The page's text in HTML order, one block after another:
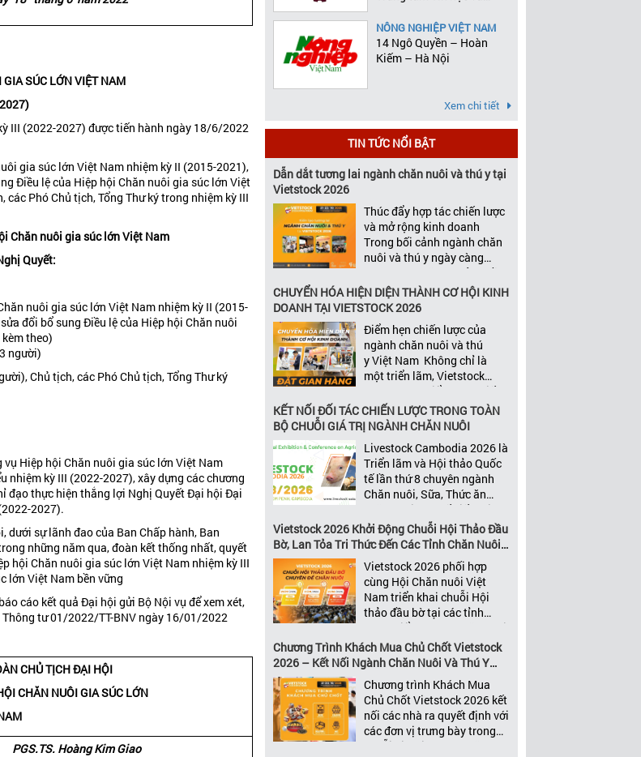
SÚC LỚN VIỆT NAM
III (2022-2027) được tiến hành ngày 18/6/2022
gia súc lớn Việt Nam nhiệm kỳ II (2015-2021),
Điều lệ của Hiệp hội Chăn nuôi gia súc lớn Việt
các Phó Chủ tịch, Tổng Thư ký trong nhiệm kỳ III
Chăn nuôi gia súc lớn Việt Nam
Quyết:
nuôi gia súc lớn Việt Nam nhiệm kỳ II (2015-
đổi bổ sung Điều lệ của Hiệp hội Chăn nuôi
theo)
người)
Chủ tịch, các Phó Chủ tịch, Tổng Thư ký
Hiệp hội Chăn nuôi gia súc lớn Việt Nam
nhiệm kỳ III (2022-2027), xây dựng các chương
đạo thực hiện thắng lợi Nghị Quyết Đại hội Đại
2027).
sự lãnh đao của Ban Chấp hành, Ban
những năm qua, đoàn kết thống nhất, quyết
hội Chăn nuôi gia súc lớn Việt Nam nhiệm kỳ III
lớn Việt Nam bền vững
cáo kết quả Đại hội gửi Bộ Nội vụ để xem xét,
tư 01/2022/TT-BNV ngày 16/01/2022
CHỦ TỊCH ĐẠI HỘI
CHĂN NUÔI GIA SÚC LỚN
Hoàng Kim Giao
NÔNG NGHIỆP VIỆT NAM
14 Ngô Quyền – Hoàn
Kiếm – Hà Nội
Xem chi tiết
TIN TỨC NỔI BẬT
Dẫn dắt tương lai ngành chăn nuôi và thú y tại
Vietstock 2026
Thúc đẩy hợp tác chiến lược
và mở rộng kinh doanh
Trong bối cảnh ngành chăn
nuôi và thú y ngày càng
cạnh tranh, tăng trưởng bền
vững không chỉ phụ thuộc
vào chất lượng sản phẩm
còn được thúc đẩy bởi khả
năng xây dựng các mối quan
[…]
CHUYỂN HÓA HIỆN DIỆN THÀNH CƠ HỘI KINH
DOANH TẠI VIETSTOCK 2026
Điểm hẹn chiến lược của
ngành chăn nuôi và thú
y Việt Nam Không chỉ là
một triển lãm, Vietstock
2026 còn là điểm hẹn chiến
lược của ngành. Quy tụ
những đơn vị kinh doanh
hàng đầu, những lãnh
đạo và nhà cung cấp trong
chuỗi giá
trị ngành, Vietstock mang
đến nền tảng kết nối toàn
giá trị […]
KẾT NỐI ĐỐI TÁC CHIẾN LƯỢC TRONG TOÀN
BỘ CHUỖI GIÁ TRỊ NGÀNH CHĂN NUÔI
Livestock Cambodia 2026 là
Triển lãm và Hội thảo Quốc
tế lần thứ 8 chuyên ngành
Chăn nuôi, Sữa, Thức ăn
chăn nuôi và Chế biến thịt
tại Campuchia. Đây được
đánh giá là một trong những
niên uy tín và đáng chú ý
nhất của ngành nông nghiệp
– chăn […]
Vietstock 2026 Khởi Động Chuỗi Hội Thảo Đầu
Bờ, Lan Tỏa Tri Thức Đến Các Tỉnh Chăn Nuôi
Trọng Điểm
Vietstock 2026 phối hợp
cùng Hội Chăn nuôi Việt
Nam triển khai chuỗi Hội
thảo đầu bờ tại các tỉnh
trọng điểm ngành chăn nuôi
Không chỉ là nền tảng giao
thương hàng đầu của ngành
chăn nuôi và thú y, Vietstock
còn là triển lãm duy nhất tại
Việt Nam tổ chức thường
niên […]
Chương Trình Khách Mua Chủ Chốt Vietstock
2026 – Kết Nối Ngành Chăn Nuôi Và Thú Y
Việt Nam Và Đông Nam ÁChương trình Khách Mua
Chủ Chốt Vietstock 2026 kết
nối các nhà ra quyết định với
các đơn vị trưng bày trong
chuỗi giá trị ngành chăn